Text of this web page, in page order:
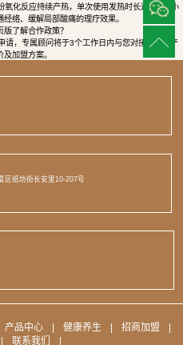
氧化反应持续产热，单次使用发热时长达8至12小
络、缓解局部酸痛的理疗效果。
了解合作政策？
请，专属顾问将于3个工作日内与您对接，提供产
加盟方案。
区纸坊街长安里10-207号
产品中心 健康养生 招商加盟
联系我们